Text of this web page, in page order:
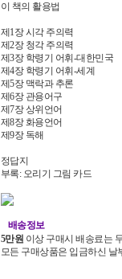
이 책의 활용법
제1장 시각 주의력
제2장 청각 주의력
제3장 학령기 어휘-대한민국
제4장 학령기 어휘-세계
제5장 맥락과 추론
제6장 관용어구
제7장 상위언어
제8장 화용언어
제9장 독해
정답지
부록: 오리기 그림 카드
배송정보
5만원 이상 구매시 배송료는
모든 구매상품은 입금하신 날